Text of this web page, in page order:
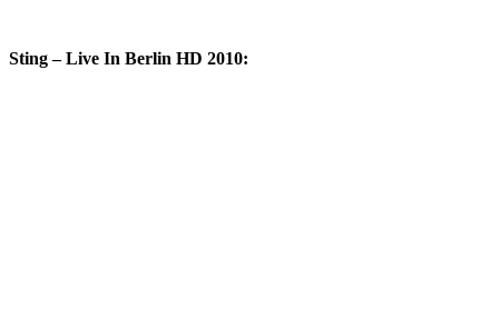
Sting – Live In Berlin HD 2010: